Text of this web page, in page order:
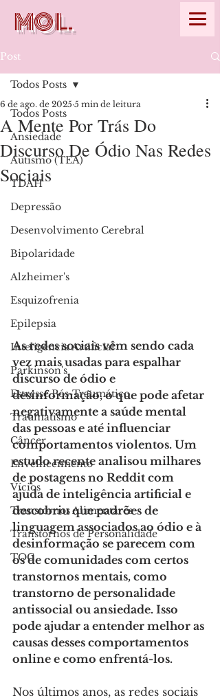
MOL.
Post
Todos Posts
Ansiedade
Autismo (TEA)
TDAH
Depressão
Desenvolvimento Cerebral
Bipolaridade
Alzheimer's
Esquizofrenia
Epilepsia
Inteligencia Artificial
Parkinson's
Estresse Pós-Traumático
Traumatismo
Câncer
Envelhecimento
Vícios
Transtornos Alimentares
Transtornos de Personalidade
TOC
Todos Posts
A Mente Por Trás Do
Discurso De Ódio Nas Redes
Sociais
6 de ago. de 2025 5 min de leitura
As redes sociais vêm sendo cada
vez mais usadas para espalhar
discurso de ódio e
desinformação, o que pode afetar
negativamente a saúde mental
das pessoas e até influenciar
comportamentos violentos. Um
estudo recente analisou milhares
de postagens no Reddit com
ajuda de inteligência artificial e
descobriu que padrões de
linguagem associados ao ódio e à
desinformação se parecem com
os de comunidades com certos
transtornos mentais, como
transtorno de personalidade
antissocial ou ansiedade. Isso
pode ajudar a entender melhor as
causas desses comportamentos
online e como enfrentá-los.
Nos últimos anos, as redes sociais